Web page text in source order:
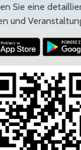
Sie eine
und